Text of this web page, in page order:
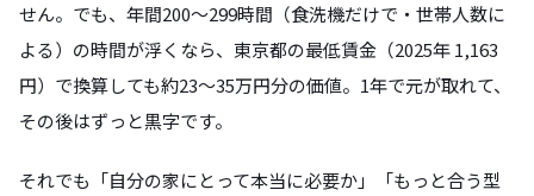
せん。でも、年間200〜299時間（食洗機だけで・世帯人数に
よる）の時間が浮くなら、東京都の最低賃金（2025年 1,163
円）で換算しても約23〜35万円分の価値。1年で元が取れて、
その後はずっと黒字です。
それでも「自分の家にとって本当に必要か」「もっと合う型